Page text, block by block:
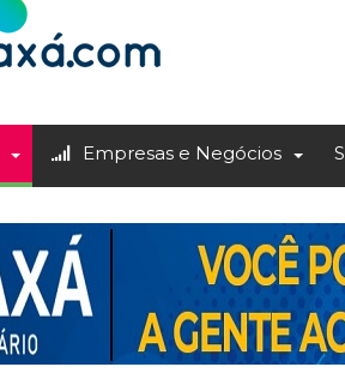
Empresas e Negócios